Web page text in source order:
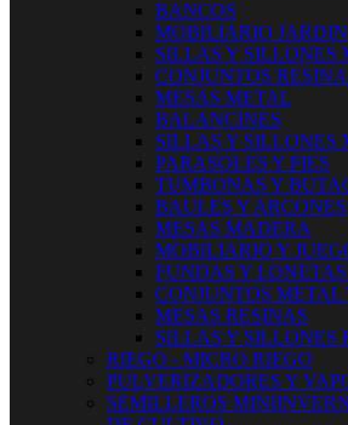
BANCOS
MOBILIARIO JARDIN
SILLAS Y SILLONES
CONJUNTOS
MESAS METAL
BALANCINES
SILLAS Y SILLONES
PARASOLES Y PIES
TUMBONAS Y
BAULES Y ARCONES
MESAS MADERA
MOBILIARIO Y
FUNDAS Y
CONJUNTOS
MESAS RESINAS
SILLAS Y SILLONES
RIEGO - MICRO RIEGO
PULVERIZADORES Y
SEMILLEROS